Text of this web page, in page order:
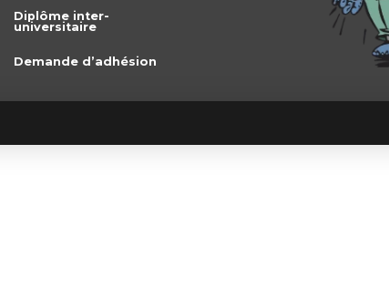
Diplôme inter-
universitaire
Demande d’adhésion